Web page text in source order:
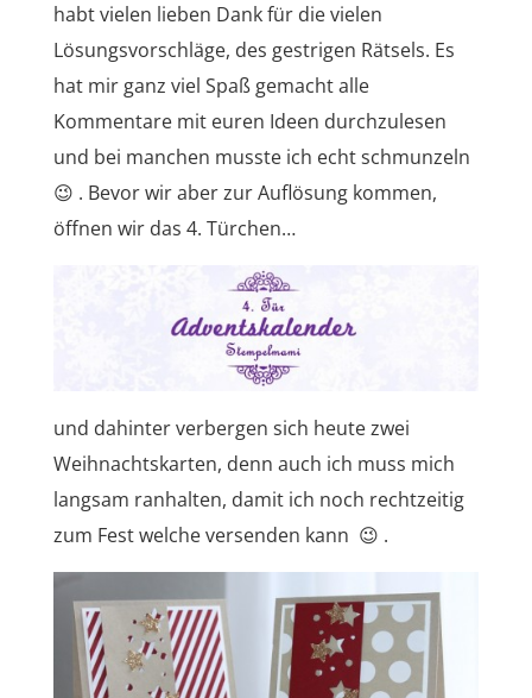
habt vielen lieben Dank für die vielen
Lösungsvorschläge, des gestrigen Rätsels. Es
hat mir ganz viel Spaß gemacht alle
Kommentare mit euren Ideen durchzulesen
und bei manchen musste ich echt schmunzeln
😉 . Bevor wir aber zur Auflösung kommen,
öffnen wir das 4. Türchen…
und dahinter verbergen sich heute zwei
Weihnachtskarten, denn auch ich muss mich
langsam ranhalten, damit ich noch rechtzeitig
zum Fest welche versenden kann 😉 .